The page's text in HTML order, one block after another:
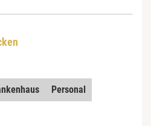
Personal